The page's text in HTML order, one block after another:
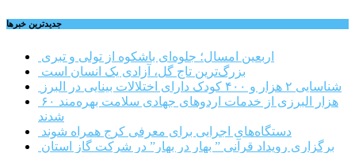
جديدترين خبرها
اربعین امسال؛ جلوه‌ای باشکوه از تولی و تبری
بزرگ‌ترین تاج گل، آزادی یک انسان است
شناسایی ۲ هزار و ۴۰۰ کودک دارای اختلالات بینایی در البرز
۶۰ هزار البرزی از خدمات اردوهای جهادی سلامت بهره‌مند
شدند
دستگاه‌های اجرایی برای معرفی کرج همراه شوند